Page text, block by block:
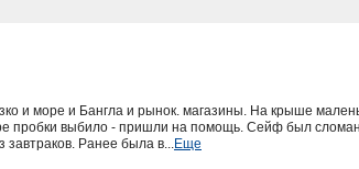
и море и Бангла и рынок. магазины. На крыше
пробки выбило - пришли на помощь. Сейф был
Ранее была в... Еще